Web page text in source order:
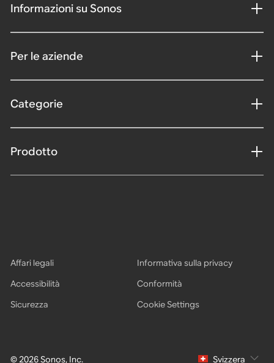
Informazioni su Sonos
Per le aziende
Categorie
Prodotto
© 2026 Sonos, Inc.
Affari legali
Informativa sulla privacy
Accessibilità
Conformità
Sicurezza
Cookie Settings
Svizzera